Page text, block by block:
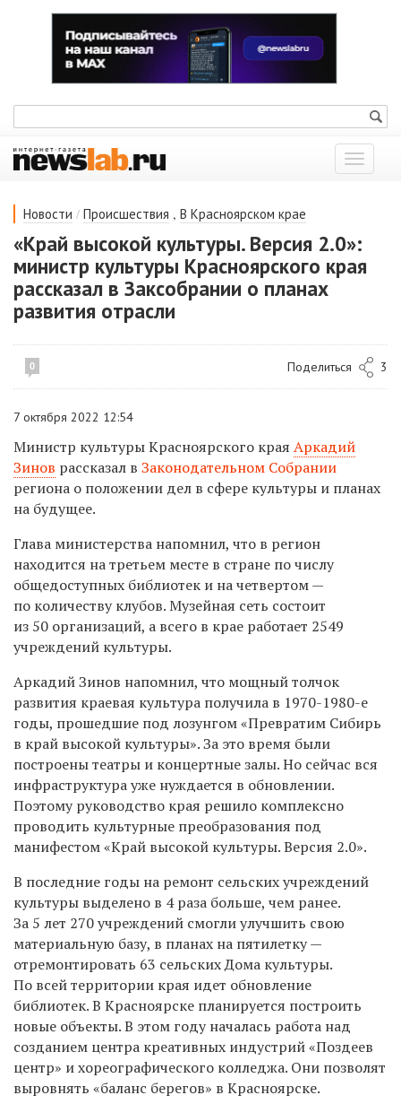
Показать
меню
Новости / Происшествия , В Красноярском крае
«Край высокой культуры. Версия 2.0»:
министр культуры Красноярского края
рассказал в Заксобрании о планах
развития отрасли
0 Поделиться 3
7 октября 2022 12:54
Министр культуры Красноярского края Аркадий
Зинов рассказал в Законодательном Собрании
региона о положении дел в сфере культуры и планах
на будущее.
Глава министерства напомнил, что в регион
находится на третьем месте в стране по числу
общедоступных библиотек и на четвертом —
по количеству клубов. Музейная сеть состоит
из 50 организаций, а всего в крае работает 2549
учреждений культуры.
Аркадий Зинов напомнил, что мощный толчок
развития краевая культура получила в 1970-1980-е
годы, прошедшие под лозунгом «Превратим Сибирь
в край высокой культуры». За это время были
построены театры и концертные залы. Но сейчас вся
инфраструктура уже нуждается в обновлении.
Поэтому руководство края решило комплексно
проводить культурные преобразования под
манифестом «Край высокой культуры. Версия 2.0».
В последние годы на ремонт сельских учреждений
культуры выделено в 4 раза больше, чем ранее.
За 5 лет 270 учреждений смогли улучшить свою
материальную базу, в планах на пятилетку —
отремонтировать 63 сельских Дома культуры.
По всей территории края идет обновление
библиотек. В Красноярске планируется построить
новые объекты. В этом году началась работа над
созданием центра креативных индустрий «Поздеев
центр» и хореографического колледжа. Они позволят
выровнять «баланс берегов» в Красноярске.